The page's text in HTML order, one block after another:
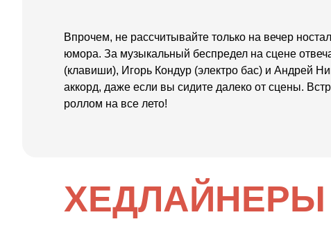
Впрочем, не рассчитывайте только на вечер
юмора. За музыкальный беспредел на сцене
(клавиши), Игорь Кондур (электро бас) и Андрей
аккорд, даже если вы сидите далеко от сцены.
роллом на все лето!